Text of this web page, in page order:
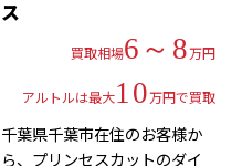
ス
買取相場6～8万円
アルトルは最大10万円で買取
千葉県千葉市在住のお客様か
ら、プリンセスカットのダイ